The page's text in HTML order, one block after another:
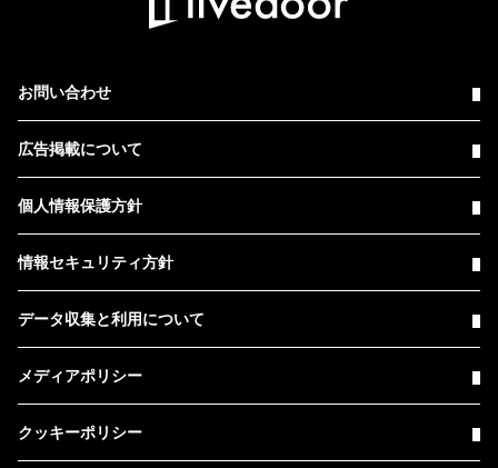
お問い合わせ
広告掲載について
個人情報保護方針
情報セキュリティ方針
データ収集と利用について
メディアポリシー
クッキーポリシー